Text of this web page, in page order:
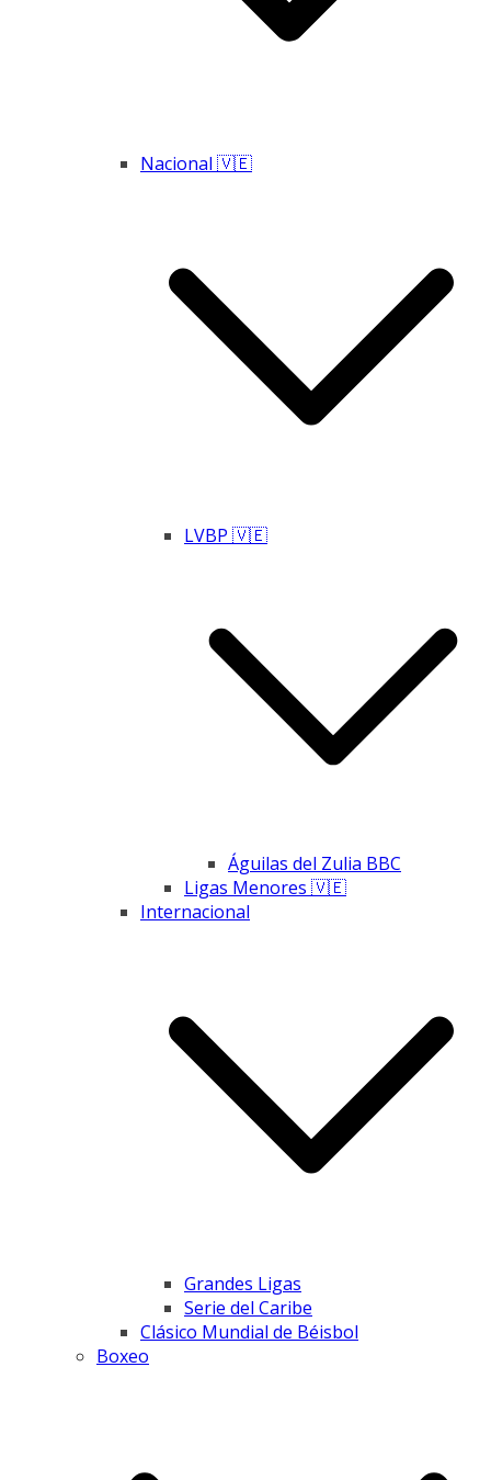
Nacional 🇻🇪
LVBP 🇻🇪
Águilas del Zulia BBC
Ligas Menores 🇻🇪
Internacional
Grandes Ligas
Serie del Caribe
Clásico Mundial de Béisbol
Boxeo